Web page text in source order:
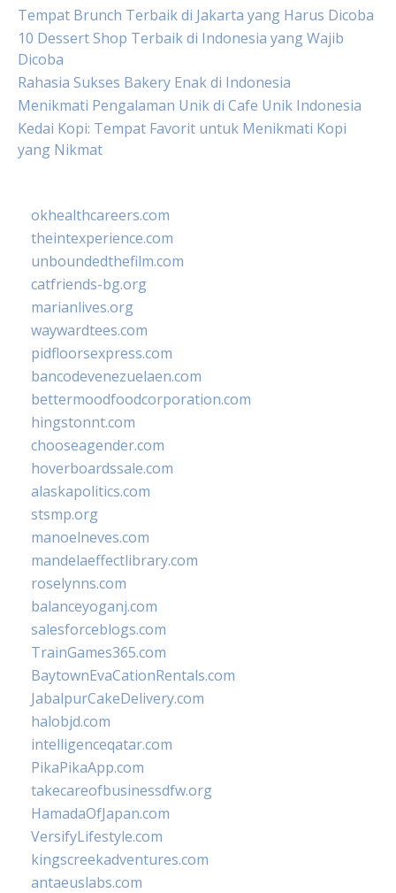
Tempat Brunch Terbaik di Jakarta yang Harus Dicoba
10 Dessert Shop Terbaik di Indonesia yang Wajib
Dicoba
Rahasia Sukses Bakery Enak di Indonesia
Menikmati Pengalaman Unik di Cafe Unik Indonesia
Kedai Kopi: Tempat Favorit untuk Menikmati Kopi
yang Nikmat
okhealthcareers.com
theintexperience.com
unboundedthefilm.com
catfriends-bg.org
marianlives.org
waywardtees.com
pidfloorsexpress.com
bancodevenezuelaen.com
bettermoodfoodcorporation.com
hingstonnt.com
chooseagender.com
hoverboardssale.com
alaskapolitics.com
stsmp.org
manoelneves.com
mandelaeffectlibrary.com
roselynns.com
balanceyoganj.com
salesforceblogs.com
TrainGames365.com
BaytownEvaCationRentals.com
JabalpurCakeDelivery.com
halobjd.com
intelligenceqatar.com
PikaPikaApp.com
takecareofbusinessdfw.org
HamadaOfJapan.com
VersifyLifestyle.com
kingscreekadventures.com
antaeuslabs.com